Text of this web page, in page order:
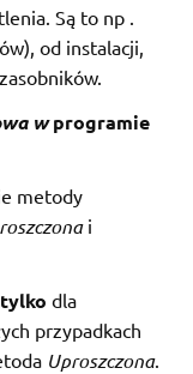
Są to np .
od instalacji,
wprogramie
metody
i
tylko dla
przypadkach
Uproszczona.